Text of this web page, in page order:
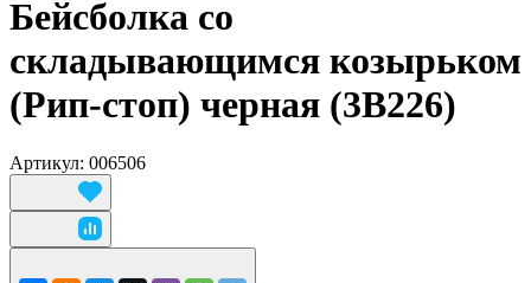
Бейсболка со
складывающимся козырьком
(Рип-стоп) черная (3В226)
Артикул: 006506